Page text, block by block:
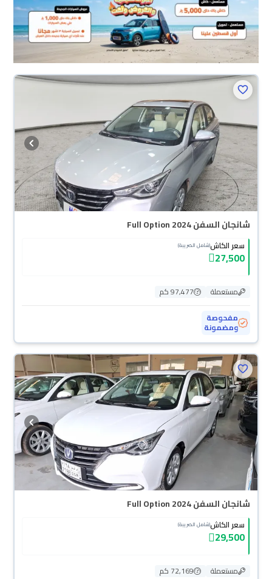
شانجان السفن Full Option 2024
سعر الكاش(شامل الضريبة)
27,500
مستعملة
97,477 كم
مفحوصة
ومضمونة
شانجان السفن Full Option 2024
سعر الكاش(شامل الضريبة)
29,500
مستعملة
72,169 كم